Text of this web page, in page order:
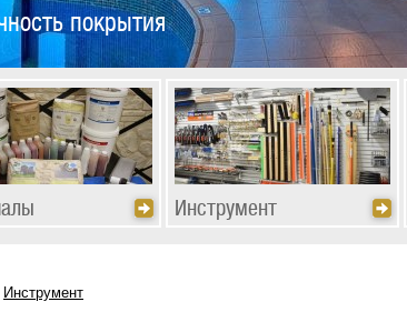
покрытия
Инструмент
Инструмент